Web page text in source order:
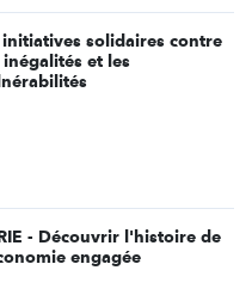
initiatives solidaires contre
inégalités et les
- Découvrir l'histoire de
engagée